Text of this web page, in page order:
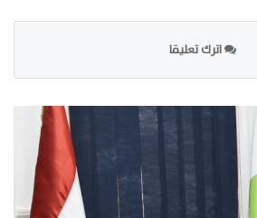
اترك تعليقا